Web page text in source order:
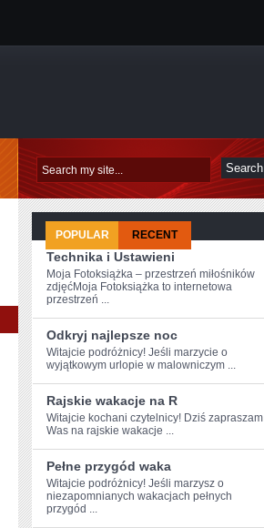
WSZYSTKIE
METODY
KURACJI
STANIE
WYDAWAĆ
POPULAR RECENT
Technika i Ustawieni
Moja Fotoksiążka – przestrzeń miłośników
zdjęćMoja Fotoksiążka to internetowa
przestrzeń ...
Odkryj najlepsze noc
Witajcie‍ podróżnicy! ‌Jeśli marzycie o
wyjątkowym ‍urlopie w malowniczym⁢ ...
Rajskie wakacje na R
Witajcie ​kochani czytelnicy! ‍Dziś ⁣zapraszam
Was na rajskie wakacje ...
Pełne przygód waka
Witajcie podróżnicy! Jeśli marzysz o
niezapomnianych wakacjach pełnych
przygód ...